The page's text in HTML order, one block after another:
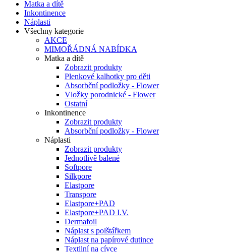
Matka a dítě
Inkontinence
Náplasti
Všechny kategorie
AKCE
MIMOŘÁDNÁ NABÍDKA
Matka a dítě
Zobrazit produkty
Plenkové kalhotky pro děti
Absorbční podložky - Flower
Vložky porodnické - Flower
Ostatní
Inkontinence
Zobrazit produkty
Absorbční podložky - Flower
Náplasti
Zobrazit produkty
Jednotlivě balené
Softpore
Silkpore
Elastpore
Transpore
Elastpore+PAD
Elastpore+PAD I.V.
Dermafoil
Náplast s polštářkem
Náplast na papírové dutince
Textilní na cívce